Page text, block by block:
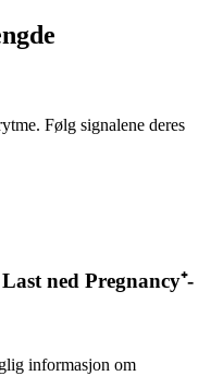
Følg signalene deres
ned Pregnancy⁺-
informasjon om